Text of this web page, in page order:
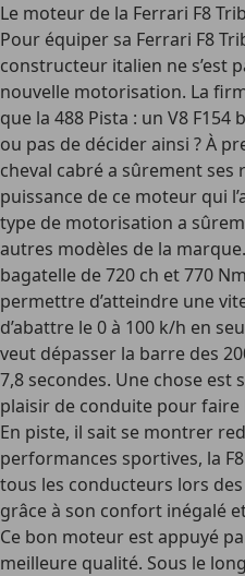
Le moteur de la Ferrari F8
Pour équiper sa Ferrari F8
constructeur italien ne s’est
nouvelle motorisation. La
que la 488 Pista : un V8
ou pas de décider ainsi ? À
cheval cabré a sûrement ses
puissance de ce moteur qui
type de motorisation a
autres modèles de la
bagatelle de 720 ch et 770
permettre d’atteindre une
d’abattre le 0 à 100 k/h en
veut dépasser la barre des
7,8 secondes. Une chose
plaisir de conduite pour
En piste, il sait se montrer
performances sportives, la
tous les conducteurs lors
grâce à son confort inégalé
Ce bon moteur est appuyé
meilleure qualité. Sous le